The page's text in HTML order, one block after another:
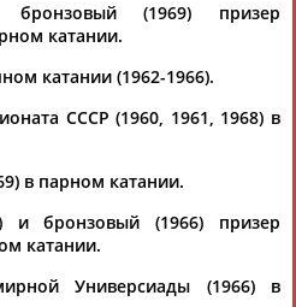
Андрей
(1969) призер
катании.
катании (1962-1966).
СССР (1960, 1961, 1968) в
в парном катании.
и бронзовый (1966) призер
катании.
Универсиады (1966) в